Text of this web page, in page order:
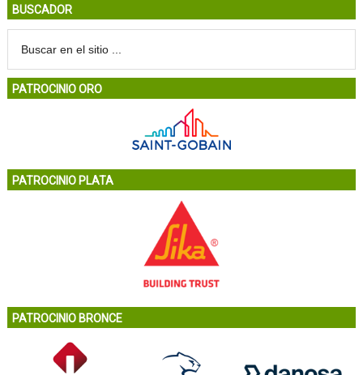
BUSCADOR
PATROCINIO ORO
PATROCINIO PLATA
PATROCINIO BRONCE